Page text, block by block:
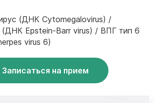
(ДНК Cytomegalovirus) /
Epstein-Barr virus) / ВПГ тип 6
virus 6)
Записаться на прием